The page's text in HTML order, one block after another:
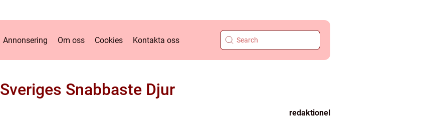
Annonsering Om oss Cookies Kontakta oss
Sveriges Snabbaste Djur
redaktionel